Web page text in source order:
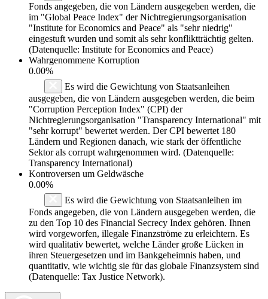
Fonds angegeben, die von Ländern ausgegeben werden, die
im "Global Peace Index" der Nichtregierungsorganisation
"Institute for Economics and Peace" als "sehr niedrig"
eingestuft wurden und somit als sehr konfliktträchtig gelten.
(Datenquelle: Institute for Economics and Peace)
Wahrgenommene Korruption
0.00%
Es wird die Gewichtung von Staatsanleihen
ausgegeben, die von Ländern ausgegeben werden, die beim
"Corruption Perception Index" (CPI) der
Nichtregierungsorganisation "Transparency International" mit
"sehr korrupt" bewertet werden. Der CPI bewertet 180
Ländern und Regionen danach, wie stark der öffentliche
Sektor als corrupt wahrgenommen wird. (Datenquelle:
Transparency International)
Kontroversen um Geldwäsche
0.00%
Es wird die Gewichtung von Staatsanleihen im
Fonds angegeben, die von Ländern ausgegeben werden, die
zu den Top 10 des Financial Secrecy Index gehören. Ihnen
wird vorgeworfen, illegale Finanzströme zu erleichtern. Es
wird qualitativ bewertet, welche Länder große Lücken in
ihren Steuergesetzen und im Bankgeheimnis haben, und
quantitativ, wie wichtig sie für das globale Finanzsystem sind
(Datenquelle: Tax Justice Network).